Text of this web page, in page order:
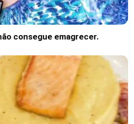
consegue emagrecer.